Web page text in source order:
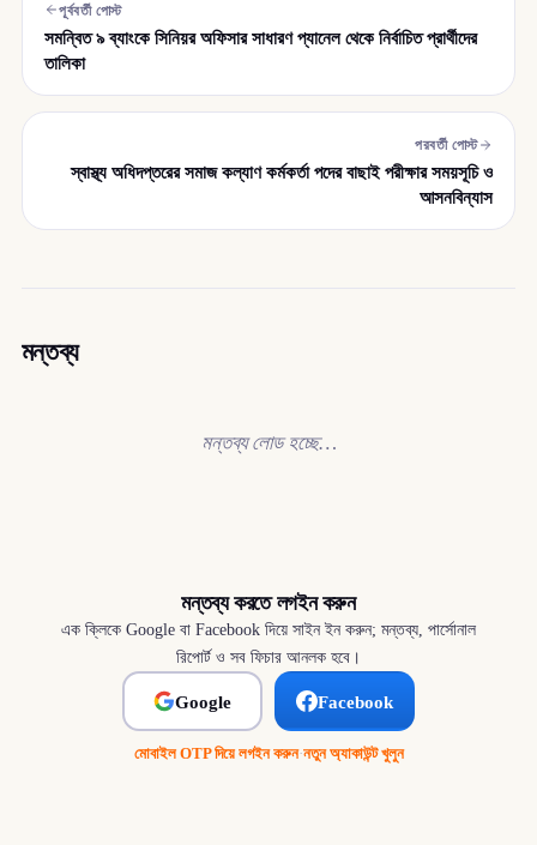
পূর্ববর্তী পোস্ট
সমন্বিত ৯ ব্যাংকে সিনিয়র অফিসার সাধারণ প্যানেল থেকে নির্বাচিত প্রার্থীদের
তালিকা
পরবর্তী পোস্ট
স্বাস্থ্য অধিদপ্তরের সমাজ কল্যাণ কর্মকর্তা পদের বাছাই পরীক্ষার সময়সূচি ও
আসনবিন্যাস
মন্তব্য
মন্তব্য লোড হচ্ছে…
মন্তব্য করতে লগইন করুন
এক ক্লিকে Google বা Facebook দিয়ে সাইন ইন করুন; মন্তব্য, পার্সোনাল
রিপোর্ট ও সব ফিচার আনলক হবে।
Google Facebook
মোবাইল OTP দিয়ে লগইন করুন·নতুন অ্যাকাউন্ট খুলুন